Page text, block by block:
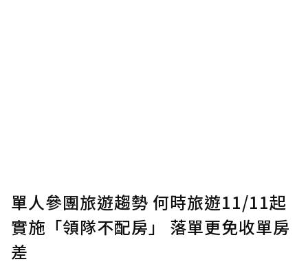
單人參團旅遊趨勢 何時旅遊11/11起
實施「領隊不配房」 落單更免收單房
差